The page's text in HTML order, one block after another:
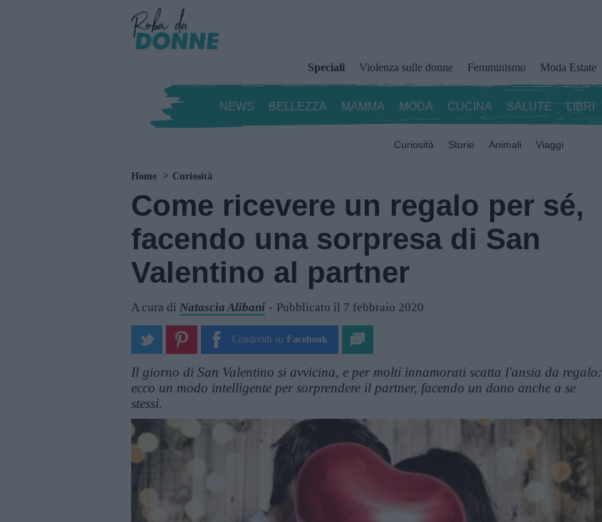
Speciali Violenza sulle donne Femminismo Moda Estate
NEWS BELLEZZA MAMMA MODA CUCINA SALUTE LIBRI
Curiosità Storie Animali Viaggi
Home Curiosità
Come ricevere un regalo per sé,
facendo una sorpresa di San
Valentino al partner
A cura di Natascia Alibani Pubblicato il 7 febbraio 2020
Condividi su Facebook
Il giorno di San Valentino si avvicina, e per molti innamorati scatta l'ansia da regalo:
ecco un modo intelligente per sorprendere il partner, facendo un dono anche a se
stessi.